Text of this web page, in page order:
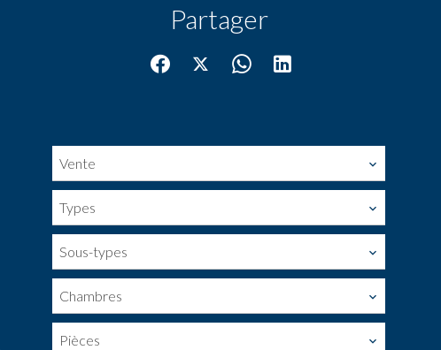
Partager
Vente
Types
Sous-types
Chambres
Pièces